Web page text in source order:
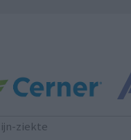
ziekte